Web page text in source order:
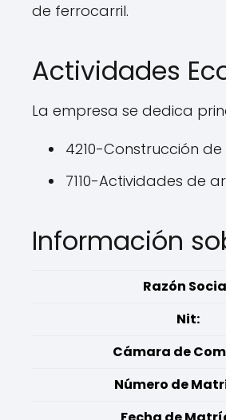
de ferrocarril.
Actividades
La empresa se dedica
4210-Construcción
7110-Actividades de
Información
Razón
Nit:
Cámara de
Número de